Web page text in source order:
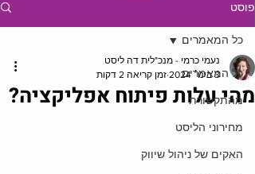
פוסט
כל המאמרים
מהתקשורת
מחירוני הליסט
האקים של ניהול שיווק
כל המאמרים
מהי עלות פיתוח אפליקציה?
נעמי כרמי - מנכ"לית דה ליסט
3 בינו׳ 2024
זמן קריאה 2 דקות